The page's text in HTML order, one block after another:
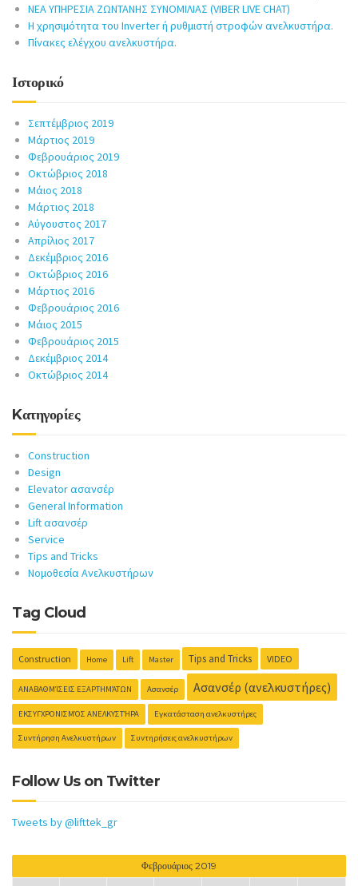
ΝΕΑ ΥΠΗΡΕΣΙΑ ΖΩΝΤΑΝΗΣ ΣΥΝΟΜΙΛΙΑΣ (VIBER LIVE CHAT)
Η χρησιμότητα του Inverter ή ρυθμιστή στροφών ανελκυστήρα.
Πίνακες ελέγχου ανελκυστήρα.
Ιστορικό
Σεπτέμβριος 2019
Μάρτιος 2019
Φεβρουάριος 2019
Οκτώβριος 2018
Μάιος 2018
Μάρτιος 2018
Αύγουστος 2017
Απρίλιος 2017
Δεκέμβριος 2016
Οκτώβριος 2016
Μάρτιος 2016
Φεβρουάριος 2016
Μάιος 2015
Φεβρουάριος 2015
Δεκέμβριος 2014
Οκτώβριος 2014
Kατηγορίες
Construction
Design
Elevator ασανσέρ
General Information
Lift ασανσέρ
Service
Tips and Tricks
Νομοθεσία Ανελκυστήρων
Tag Cloud
Construction Home Lift Master Tips and Tricks VIDEO
ΑΝΑΒΑΘΜΊΣΕΙΣ ΕΞΑΡΤΗΜΆΤΩΝ Ασανσέρ Ασανσέρ (ανελκυστήρες)
ΕΚΣΥΓΧΡΟΝΙΣΜΌΣ ΑΝΕΛΚΥΣΤΉΡΑ Εγκατάσταση ανελκυστήρες
Συντήρηση Ανελκυστήρων Συντηρήσεις ανελκυστήρων
Follow Us on Twitter
Tweets by @lifttek_gr
Φεβρουάριος 2019